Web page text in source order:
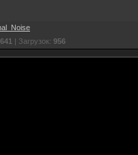
| Загрузок: 956